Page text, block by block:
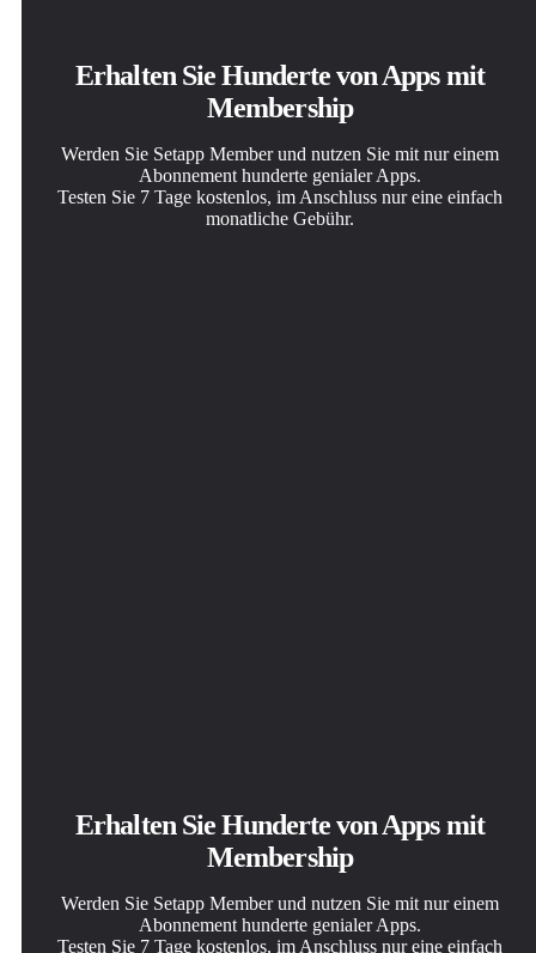
Erhalten Sie Hunderte von Apps mit
Membership
Werden Sie Setapp Member und nutzen Sie mit nur einem
Abonnement hunderte genialer Apps.
Testen Sie 7 Tage kostenlos, im Anschluss nur eine einfach
monatliche Gebühr.
Erhalten Sie Hunderte von Apps mit
Membership
Werden Sie Setapp Member und nutzen Sie mit nur einem
Abonnement hunderte genialer Apps.
Testen Sie 7 Tage kostenlos, im Anschluss nur eine einfach